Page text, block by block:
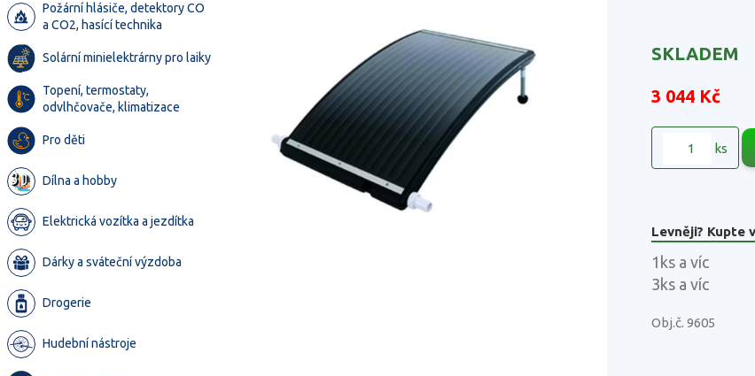
Požární hlásiče, detektory CO
a CO2, hasící technika
Solární minielektrárny pro laiky
Topení, termostaty,
odvlhčovače, klimatizace
Pro děti
Dílna a hobby
Elektrická vozítka a jezdítka
Dárky a sváteční výzdoba
Drogerie
Hudební nástroje
SKLADEM
3 044 Kč
ks
Levněji? Kupte
1ks a víc
3ks a víc
Obj.č. 9605